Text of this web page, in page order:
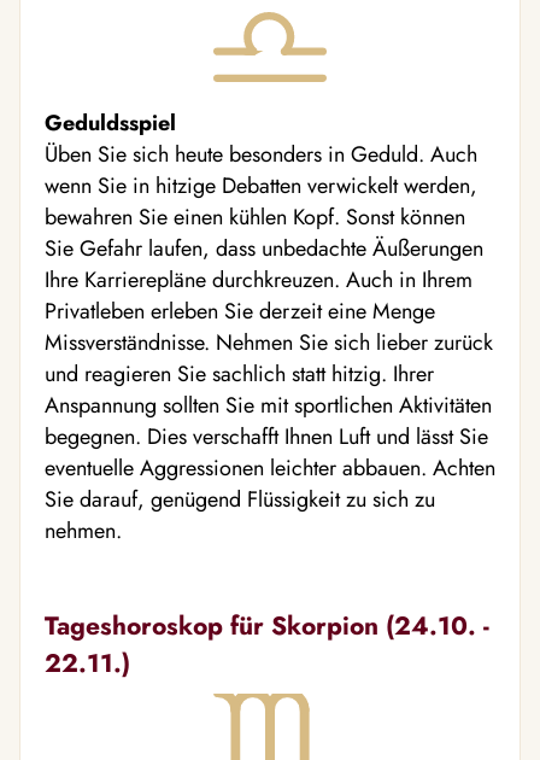
Geduldsspiel
Üben Sie sich heute besonders in Geduld. Auch
wenn Sie in hitzige Debatten verwickelt werden,
bewahren Sie einen kühlen Kopf. Sonst können
Sie Gefahr laufen, dass unbedachte Äußerungen
Ihre Karrierepläne durchkreuzen. Auch in Ihrem
Privatleben erleben Sie derzeit eine Menge
Missverständnisse. Nehmen Sie sich lieber zurück
und reagieren Sie sachlich statt hitzig. Ihrer
Anspannung sollten Sie mit sportlichen Aktivitäten
begegnen. Dies verschafft Ihnen Luft und lässt Sie
eventuelle Aggressionen leichter abbauen. Achten
Sie darauf, genügend Flüssigkeit zu sich zu
nehmen.
Tageshoroskop für Skorpion (24.10. -
22.11.)